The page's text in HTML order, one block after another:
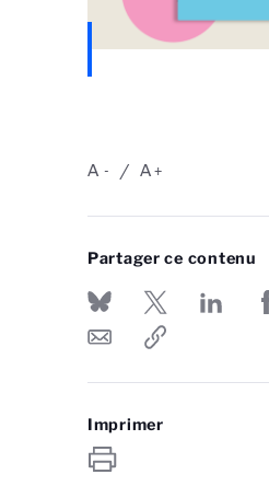
-
A +
A
Partager ce contenu
Imprimer